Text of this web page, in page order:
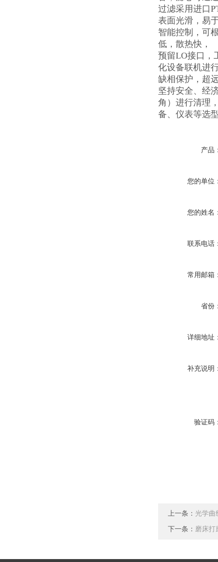
过滤采用进口
表面光滑，易
智能控制，可
低，散热快，
预留LO接口，
化设备联机进
缺相保护，超
坚持安全、经
角）进行清理
备、仪表等选
产品
您的单位
您的姓名
联系电话
常用邮箱
省份
详细地址
补充说明
验证码
上一条： 光学曲
下一条： 磨床打